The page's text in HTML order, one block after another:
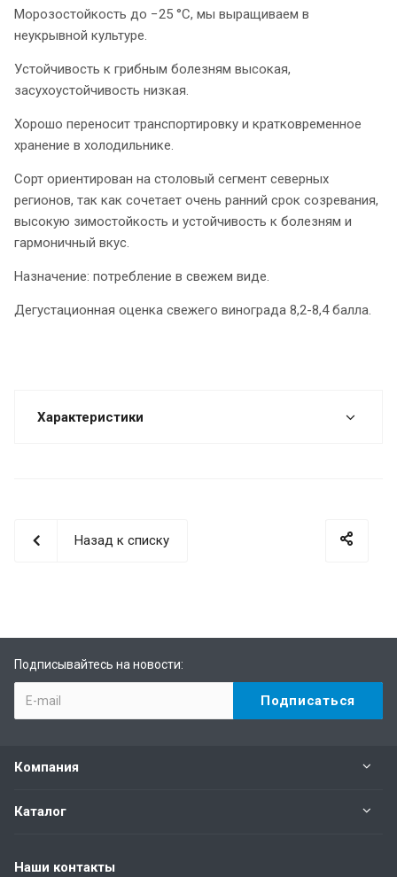
Морозостойкость до −25 °C, мы выращиваем в
неукрывной культуре.
Устойчивость к грибным болезням высокая,
засухоустойчивость низкая.
Хорошо переносит транспортировку и кратковременное
хранение в холодильнике.
Сорт ориентирован на столовый сегмент северных
регионов, так как сочетает очень ранний срок созревания,
высокую зимостойкость и устойчивость к болезням и
гармоничный вкус.
Назначение: потребление в свежем виде.
Дегустационная оценка свежего винограда 8,2-8,4 балла.
Характеристики
Назад к списку
Подписывайтесь на новости:
Компания
Каталог
Наши контакты